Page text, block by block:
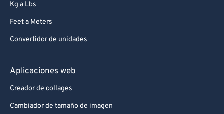
Kg a Lbs
Feet a Meters
Convertidor de unidades
Aplicaciones web
Creador de collages
Cambiador de tamaño de imagen